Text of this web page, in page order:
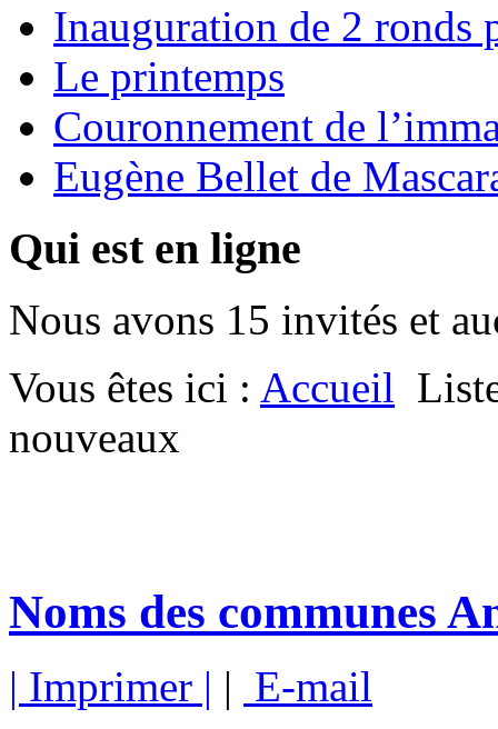
Inauguration de 2
Le printemps
Couronnement de
Eugène Bellet de
Qui est en ligne
Nous avons 15 invités et
Vous êtes ici : Accueil
nouveaux
Noms des communes
| Imprimer | | E-mail